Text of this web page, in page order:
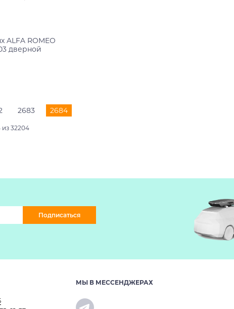
ALFA ROMEO
дверной
2683 2684
из 32204
Подписаться
МЫ В МЕССЕНДЖЕРАХ